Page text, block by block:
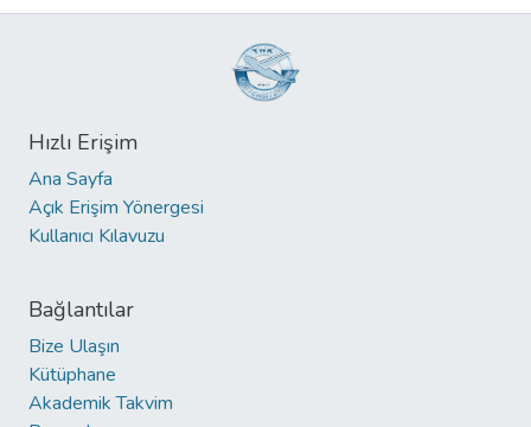
Hızlı Erişim
Ana Sayfa
Açık Erişim Yönergesi
Kullanıcı Kılavuzu
Bağlantılar
Bize Ulaşın
Kütüphane
Akademik Takvim